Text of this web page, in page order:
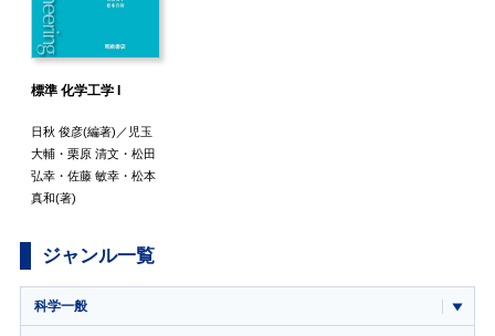
標準 化学工学 I
日秋 俊彦(編著)／ 児玉
大輔・ 栗原 清文・ 松田
弘幸・ 佐藤 敏幸・ 松本
真和(著)
ジャンル一覧
科学一般